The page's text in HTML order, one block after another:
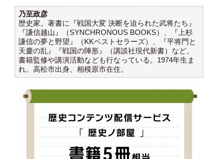
乃至政彦
歴史家。著書に『戦国大変 決断を迫られた武将たち』
『謙信越山』（SYNCHRONOUS BOOKS）、『上杉
謙信の夢と野望』（KKベストセラーズ）、『平将門と
天慶の乱』『戦国の陣形』（講談社現代新書）など。
書籍監修や講演活動なども行なっている。1974年生ま
れ。高松市出身、相模原市在住。